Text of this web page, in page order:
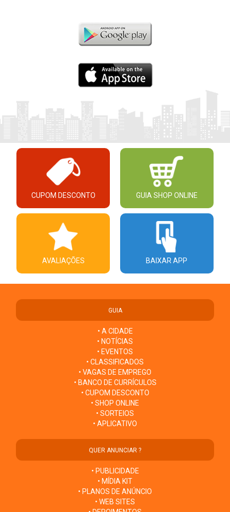
CUPOM DESCONTO GUIA SHOP ONLINE
AVALIAÇÕES BAIXAR APP
GUIA
• A CIDADE
• NOTÍCIAS
• EVENTOS
• CLASSIFICADOS
• VAGAS DE EMPREGO
• BANCO DE CURRÍCULOS
• CUPOM DESCONTO
• SHOP ONLINE
• SORTEIOS
• APLICATIVO
QUER ANUNCIAR ?
• PUBLICIDADE
• MÍDIA KIT
• PLANOS DE ANÚNCIO
• WEB SITES